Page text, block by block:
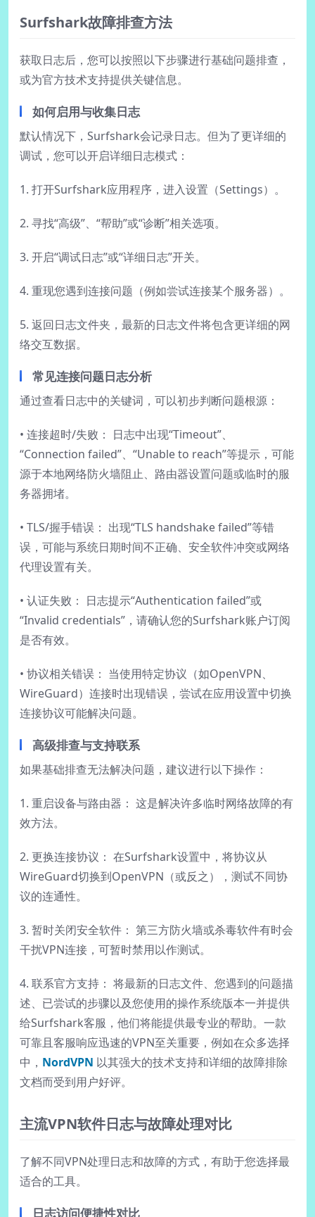
Surfshark故障排查方法
获取日志后，您可以按照以下步骤进行基础问题排查，
或为官方技术支持提供关键信息。
如何启用与收集日志
默认情况下，Surfshark会记录日志。但为了更详细的
调试，您可以开启详细日志模式：
1. 打开Surfshark应用程序，进入设置（Settings）。
2. 寻找“高级”、“帮助”或“诊断”相关选项。
3. 开启“调试日志”或“详细日志”开关。
4. 重现您遇到连接问题（例如尝试连接某个服务器）。
5. 返回日志文件夹，最新的日志文件将包含更详细的网
络交互数据。
常见连接问题日志分析
通过查看日志中的关键词，可以初步判断问题根源：
• 连接超时/失败： 日志中出现“Timeout”、
“Connection failed”、“Unable to reach”等提示，可能
源于本地网络防火墙阻止、路由器设置问题或临时的服
务器拥堵。
• TLS/握手错误： 出现“TLS handshake failed”等错
误，可能与系统日期时间不正确、安全软件冲突或网络
代理设置有关。
• 认证失败： 日志提示“Authentication failed”或
“Invalid credentials”，请确认您的Surfshark账户订阅
是否有效。
• 协议相关错误： 当使用特定协议（如OpenVPN、
WireGuard）连接时出现错误，尝试在应用设置中切换
连接协议可能解决问题。
高级排查与支持联系
如果基础排查无法解决问题，建议进行以下操作：
1. 重启设备与路由器： 这是解决许多临时网络故障的有
效方法。
2. 更换连接协议： 在Surfshark设置中，将协议从
WireGuard切换到OpenVPN（或反之），测试不同协
议的连通性。
3. 暂时关闭安全软件： 第三方防火墙或杀毒软件有时会
干扰VPN连接，可暂时禁用以作测试。
4. 联系官方支持： 将最新的日志文件、您遇到的问题描
述、已尝试的步骤以及您使用的操作系统版本一并提供
给Surfshark客服，他们将能提供最专业的帮助。一款
可靠且客服响应迅速的VPN至关重要，例如在众多选择
中， NordVPN 以其强大的技术支持和详细的故障排除
文档而受到用户好评。
主流VPN软件日志与故障处理对比
了解不同VPN处理日志和故障的方式，有助于您选择最
适合的工具。
日志访问便捷性对比